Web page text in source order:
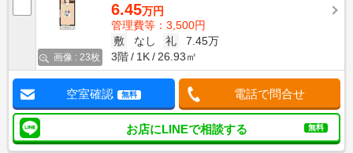
画像 : 23枚
6.45万円
管理費等：3,500円
敷
なし 礼
7.45万
3階
1K 26.93㎡
空室確認 無料 電話で問合せ
お店にLINEで相談する 無料